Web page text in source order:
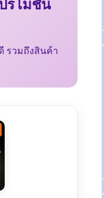
รโมชั่น
รวมถึงสินค้า